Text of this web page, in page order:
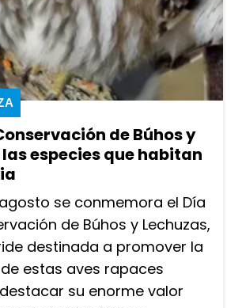
de Búhos y
las especies que habitan
se conmemora el Día
de Búhos y Lechuzas,
destinada a promover la
estas aves rapaces
su enorme valor